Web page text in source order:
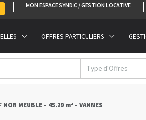
MON ESPACE SYNDIC / GESTION LOCATIVE
OFFRES PARTICULIERS
Type d'Offres
NON MEUBLE – 45.29 m² – VANNES